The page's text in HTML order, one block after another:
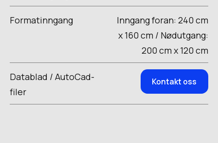
Formatinngang
Inngang foran: 240 cm
x 160 cm / Nødutgang:
200 cm x 120 cm
Datablad / AutoCad-
filer
Kontakt oss